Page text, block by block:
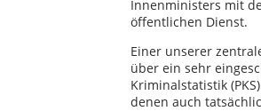
Innenministers mit
öffentlichen Dienst.
Einer unserer
über ein sehr
Kriminalstatistik
denen auch